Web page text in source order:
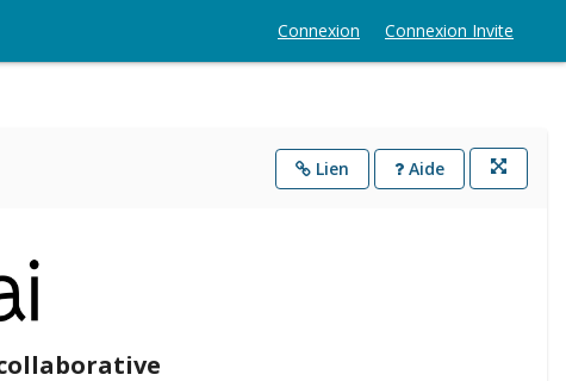
Connexion Connexion Invite
Lien Aide
Ouvre